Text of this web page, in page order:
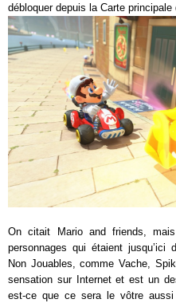
débloquer depuis la Carte principale
On citait Mario and friends,
personnages qui étaient
Non Jouables, comme Vache,
sensation sur Internet et est un
est-ce que ce sera le vôtre